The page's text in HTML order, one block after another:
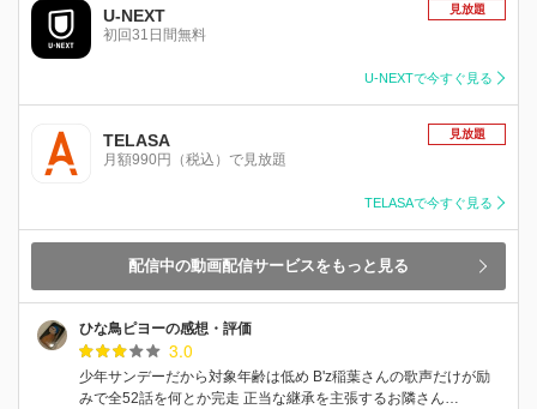
U-NEXT
初回31日間無料
見放題
U-NEXTで今すぐ見る
TELASA
月額990円（税込）で見放題
見放題
TELASAで今すぐ見る
配信中の動画配信サービスをもっと見る
ひな鳥ピヨーの感想・評価
3.0
少年サンデーだから対象年齢は低め B'z稲葉さんの歌声だけが励
みで全52話を何とか完走 正当な継承を主張するお隣さん…